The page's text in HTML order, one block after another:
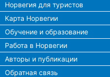
Норвегия для туристов
Карта Норвегии
Обучение и образование
Работа в Норвегии
Авторы и публикации
Обратная связь